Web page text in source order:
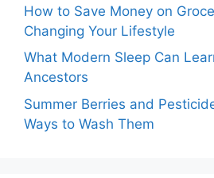
How to Save Money on
Changing Your Lifestyle
What Modern Sleep Can
Ancestors
Summer Berries and
Ways to Wash Them